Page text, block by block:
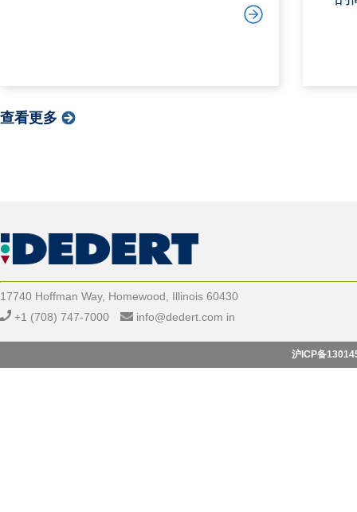
查看更多
17740 Hoffman Way, Homewood, Illinois 60430
+1 (708) 747-7000
info@dedert.com in
沪ICP备